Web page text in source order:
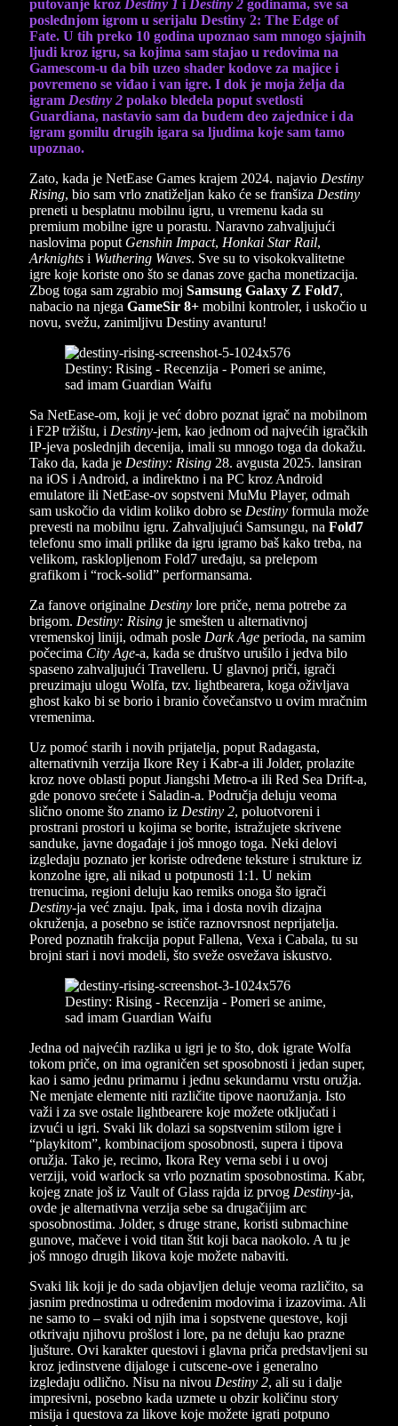
putovanje kroz Destiny 1 i Destiny 2 godinama, sve sa
poslednjom igrom u serijalu Destiny 2: The Edge of
Fate. U tih preko 10 godina upoznao sam mnogo sjajnih
ljudi kroz igru, sa kojima sam stajao u redovima na
Gamescom-u da bih uzeo shader kodove za majice i
povremeno se viđao i van igre. I dok je moja želja da
igram Destiny 2 polako bledela poput svetlosti
Guardiana, nastavio sam da budem deo zajednice i da
igram gomilu drugih igara sa ljudima koje sam tamo
upoznao.
Zato, kada je NetEase Games krajem 2024. najavio Destiny
Rising, bio sam vrlo znatiželjan kako će se franšiza Destiny
preneti u besplatnu mobilnu igru, u vremenu kada su
premium mobilne igre u porastu. Naravno zahvaljujući
naslovima poput Genshin Impact, Honkai Star Rail,
Arknights i Wuthering Waves. Sve su to visokokvalitetne
igre koje koriste ono što se danas zove gacha monetizacija.
Zbog toga sam zgrabio moj Samsung Galaxy Z Fold7,
nabacio na njega GameSir 8+ mobilni kontroler, i uskočio u
novu, svežu, zanimljivu Destiny avanturu!
Sa NetEase-om, koji je već dobro poznat igrač na mobilnom
i F2P tržištu, i Destiny-jem, kao jednom od najvećih igračkih
IP-jeva poslednjih decenija, imali su mnogo toga da dokažu.
Tako da, kada je Destiny: Rising 28. avgusta 2025. lansiran
na iOS i Android, a indirektno i na PC kroz Android
emulatore ili NetEase-ov sopstveni MuMu Player, odmah
sam uskočio da vidim koliko dobro se Destiny formula može
prevesti na mobilnu igru. Zahvaljujući Samsungu, na Fold7
telefonu smo imali prilike da igru igramo baš kako treba, na
velikom, rasklopljenom Fold7 uređaju, sa prelepom
grafikom i “rock-solid” performansama.
Za fanove originalne Destiny lore priče, nema potrebe za
brigom. Destiny: Rising je smešten u alternativnoj
vremenskoj liniji, odmah posle Dark Age perioda, na samim
počecima City Age-a, kada se društvo urušilo i jedva bilo
spaseno zahvaljujući Travelleru. U glavnoj priči, igrači
preuzimaju ulogu Wolfa, tzv. lightbearera, koga oživljava
ghost kako bi se borio i branio čovečanstvo u ovim mračnim
vremenima.
Uz pomoć starih i novih prijatelja, poput Radagasta,
alternativnih verzija Ikore Rey i Kabr-a ili Jolder, prolazite
kroz nove oblasti poput Jiangshi Metro-a ili Red Sea Drift-a,
gde ponovo srećete i Saladin-a. Područja deluju veoma
slično onome što znamo iz Destiny 2, poluotvoreni i
prostrani prostori u kojima se borite, istražujete skrivene
sanduke, javne događaje i još mnogo toga. Neki delovi
izgledaju poznato jer koriste određene teksture i strukture iz
konzolne igre, ali nikad u potpunosti 1:1. U nekim
trenucima, regioni deluju kao remiks onoga što igrači
Destiny-ja već znaju. Ipak, ima i dosta novih dizajna
okruženja, a posebno se ističe raznovrsnost neprijatelja.
Pored poznatih frakcija poput Fallena, Vexa i Cabala, tu su
brojni stari i novi modeli, što sveže osvežava iskustvo.
Jedna od najvećih razlika u igri je to što, dok igrate Wolfa
tokom priče, on ima ograničen set sposobnosti i jedan super,
kao i samo jednu primarnu i jednu sekundarnu vrstu oružja.
Ne menjate elemente niti različite tipove naoružanja. Isto
važi i za sve ostale lightbearere koje možete otključati i
izvući u igri. Svaki lik dolazi sa sopstvenim stilom igre i
“playkitom”, kombinacijom sposobnosti, supera i tipova
oružja. Tako je, recimo, Ikora Rey verna sebi i u ovoj
verziji, void warlock sa vrlo poznatim sposobnostima. Kabr,
kojeg znate još iz Vault of Glass rajda iz prvog Destiny-ja,
ovde je alternativna verzija sebe sa drugačijim arc
sposobnostima. Jolder, s druge strane, koristi submachine
gunove, mačeve i void titan štit koji baca naokolo. A tu je
još mnogo drugih likova koje možete nabaviti.
Svaki lik koji je do sada objavljen deluje veoma različito, sa
jasnim prednostima u određenim modovima i izazovima. Ali
ne samo to – svaki od njih ima i sopstvene questove, koji
otkrivaju njihovu prošlost i lore, pa ne deluju kao prazne
ljušture. Ovi karakter questovi i glavna priča predstavljeni su
kroz jedinstvene dijaloge i cutscene-ove i generalno
izgledaju odlično. Nisu na nivou Destiny 2, ali su i dalje
impresivni, posebno kada uzmete u obzir količinu story
misija i questova za likove koje možete igrati potpuno